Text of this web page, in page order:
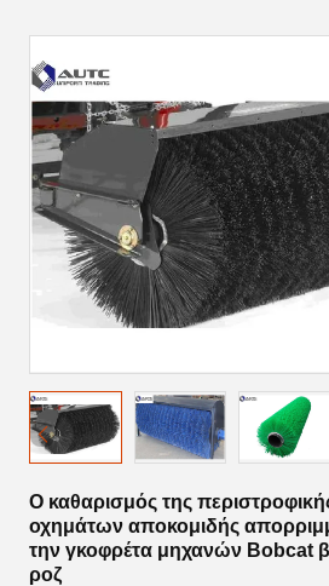
Ο καθαρισμός της
οχημάτων αποκομιδής
την γκοφρέτα μηχανών Bobcat
ροζ